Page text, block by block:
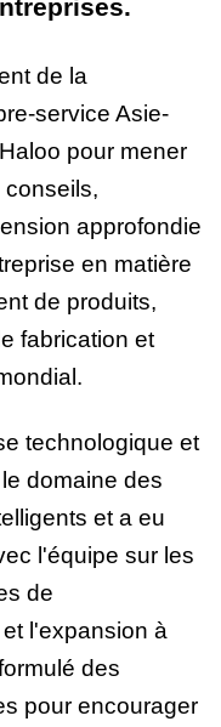
de la
service Asie-
pour mener
approfondie
en matière
de produits,
fabrication et
technologique et
domaine des
et a eu
l'équipe sur les
de
l'expansion à
des
pour encourager